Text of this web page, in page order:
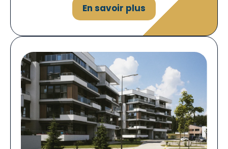
En savoir plus